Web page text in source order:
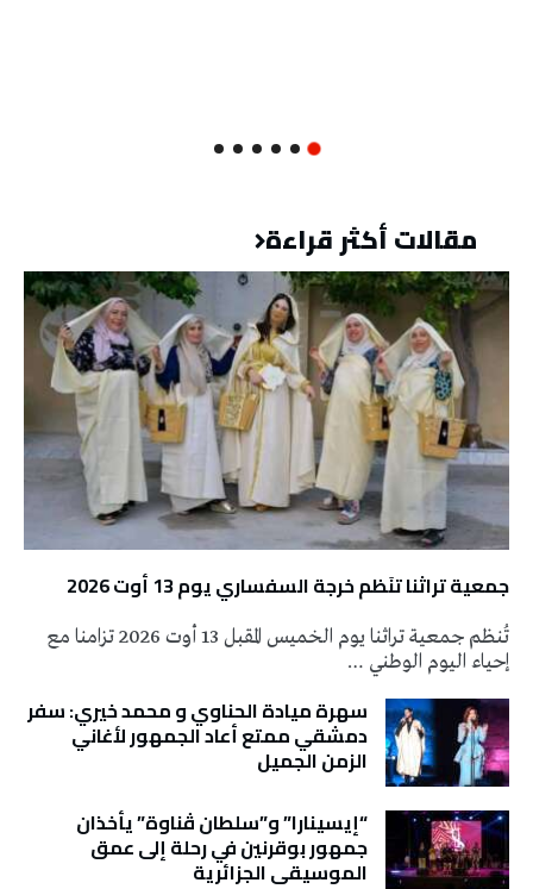
مقالات أكثر قراءة
جمعية تراثنا تنَظم خرجة السفساري يوم 13 أوت 2026
تُنظم جمعية تراثنا يوم الخميس المقبل 13 أوت 2026 تزامنا مع
إحياء اليوم الوطني …
سهرة ميادة الحناوي و محمد خيري: سفر
دمشقي ممتع أعاد الجمهور لأغاني
الزمن الجميل
“إيسينارا” و”سلطان ڤناوة” يأخذان
جمهور بوقرنين في رحلة إلى عمق
الموسيقى الجزائرية